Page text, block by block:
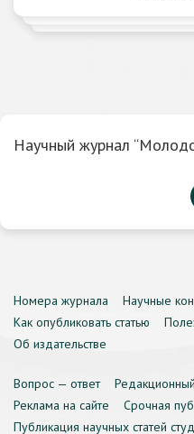
Научный журнал
Номера журнала Научные
Как опубликовать статью
Об издательстве
Вопрос — ответ
Реклама на сайте
Срочная
Публикация научных статей